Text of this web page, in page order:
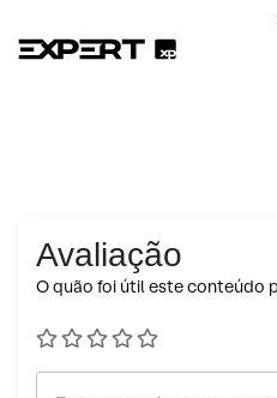
Avaliação
O quão foi útil este conteúdo